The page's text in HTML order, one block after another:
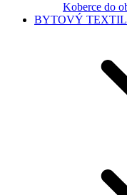
Koberce do
BYTOVÝ TEXTIL